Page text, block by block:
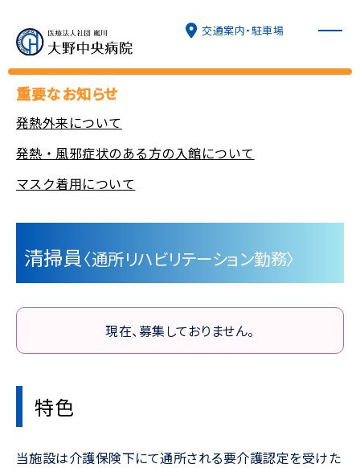
交通案内・駐車場
外来診療
診療科
特長と取り組み
重要なお知らせ
発熱外来について
発熱・風邪症状のある方の入館について
マスク着用について
清掃員 〈通所リハビリテーション勤務〉
現在、募集しておりません。
特色
当施設は介護保険下にて通所される要介護認定を受けた